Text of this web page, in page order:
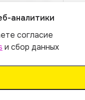
аналитики
согласие
и сбор данных